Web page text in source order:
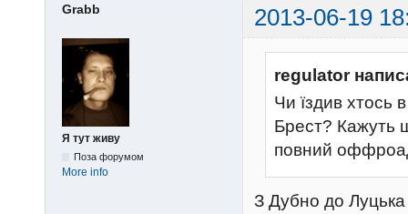
Grabb 2013-06-19
Я тут живу
Поза форумом
More info
regulator
Чи їздив хтось
Брест? Кажуть
повний
З Дубно до Луцька